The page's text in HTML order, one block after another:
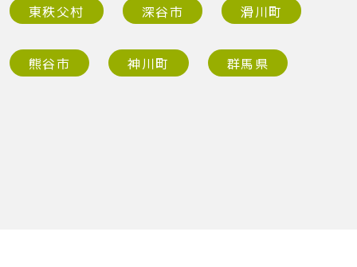
東秩父村 深谷市 滑川町
熊谷市 神川町 群馬県